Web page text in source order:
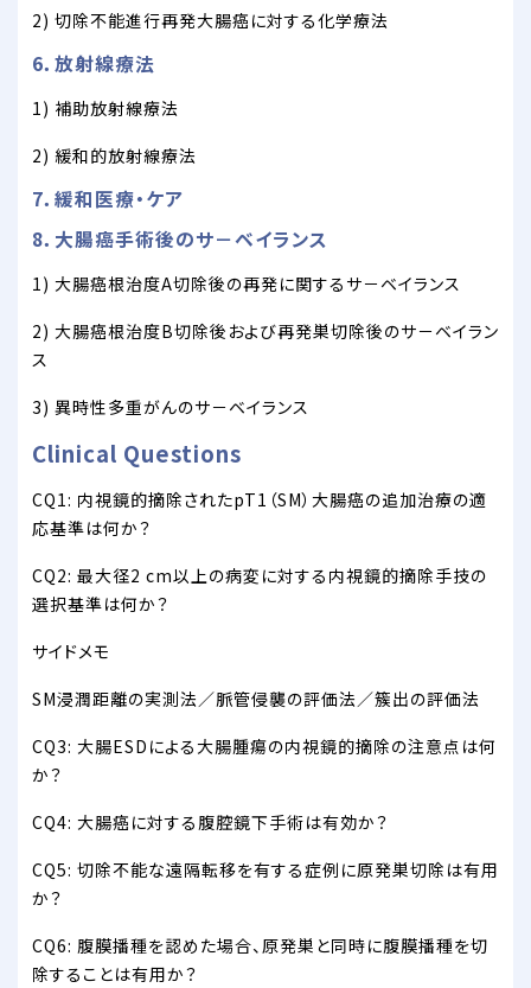
2) 切除不能進行再発大腸癌に対する化学療法
6．放射線療法
1) 補助放射線療法
2) 緩和的放射線療法
7．緩和医療・ケア
8．大腸癌手術後のサ－ベイランス
1) 大腸癌根治度A切除後の再発に関するサ－ベイランス
2) 大腸癌根治度B切除後および再発巣切除後のサ－ベイラン
ス
3) 異時性多重がんのサ－ベイランス
Clinical Questions
CQ1: 内視鏡的摘除されたpT1（SM）大腸癌の追加治療の適
応基準は何か？
CQ2: 最大径2 cm以上の病変に対する内視鏡的摘除手技の
選択基準は何か？
サイドメモ
SM浸潤距離の実測法／脈管侵襲の評価法／簇出の評価法
CQ3: 大腸ESDによる大腸腫瘍の内視鏡的摘除の注意点は何
か？
CQ4: 大腸癌に対する腹腔鏡下手術は有効か？
CQ5: 切除不能な遠隔転移を有する症例に原発巣切除は有用
か？
CQ6: 腹膜播種を認めた場合、原発巣と同時に腹膜播種を切
除することは有用か？